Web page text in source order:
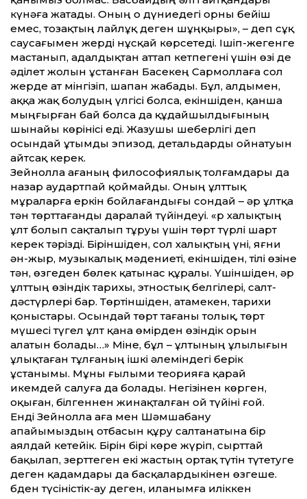
күнәға жатады. Оның о дүниедегі орны бейіш
емес, тозақтың лайлұқ деген шұңқыры», – деп сұқ
саусағымен жерді нұсқай көрсетеді. Ішіп-жегенге
мастанып, адалдықтан ат­тап кетпегені үшін өзі де
әділет жолын ұстанған Басекең Сармоллаға сол
жерде ат мінгізіп, шапан жабады. Бұл, алдымен,
аққа жақ болудың үлгісі болса, екіншіден, қанша
мыңғырған бай болса да құдайшылдығының
шынайы көрінісі еді. Жазушы шеберлігі деп
осындай ұтымды эпизод, детальдарды ойнатуын
айтсақ керек.
Зейнолла ағаның философиялық толғамдары да
назар аудартпай қоймайды. Оның ұлт­тық
мұраларға еркін бойлағандығы сондай – әр ұлтқа
тән төрт­тағанды даралай түйіндеуі. «Әр халықтың
ұлт болып сақталып тұруы үшін төрт түрлі шарт
керек тәрізді. Біріншіден, сол халықтың үні, яғни
ән-жыр, музыкалық мәдениеті, екіншіден, тілі өзіне
тән, өзгеден бөлек қатынас құралы. Үшіншіден, әр
ұлт­тың өзіндік тарихы, этностық белгілері, салт-
дәстүрлері бар. Төртіншіден, атамекен, тарихи
қоныстары. Осындай төрт тағаны толық, төрт
мүшесі түгел ұлт қана өмірден өзіндік орын
алатын болады…» Міне, бұл – ұлтының ұлылығын
ұлықтаған тұлғаның ішкі әлеміндегі берік
ұстанымы. Мұны ғылыми теорияға қарай
икемдей салуға да болады. Негізінен көрген,
оқыған, білгеннен жинақталған ой түйіні ғой.
Енді Зейнолла аға мен Шәмшабану
апайымыздың отбасын құру салтанатына бір
аялдай кетейік. Бірін бірі көре жүріп, сырт­тай
бақылап, зерт­теген екі жастың ортақ түтін түтетуге
деген қадамдары да басқалардыкінен өзгеше.
Әбден түсіністік-ау деген, иланымға иліккен